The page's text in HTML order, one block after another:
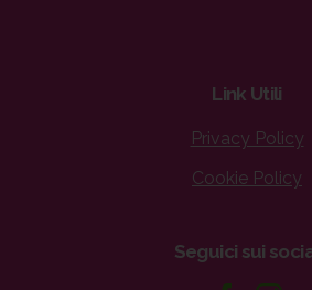
Link Utili
Privacy Policy
Cookie Policy
Seguici sui